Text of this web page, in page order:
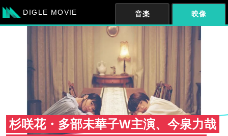
DIGLE MOVIE 音楽 映像
杉咲花・多部未華子W主演、今泉力哉